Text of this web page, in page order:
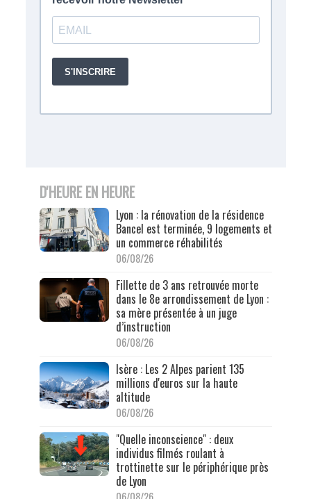
D'HEURE EN HEURE
Lyon : la rénovation de la résidence
Bancel est terminée, 9 logements et
un commerce réhabilités
06/08/26
Fillette de 3 ans retrouvée morte
dans le 8e arrondissement de Lyon :
sa mère présentée à un juge
d’instruction
06/08/26
Isère : Les 2 Alpes parient 135
millions d'euros sur la haute
altitude
06/08/26
"Quelle inconscience" : deux
individus filmés roulant à
trottinette sur le périphérique près
de Lyon